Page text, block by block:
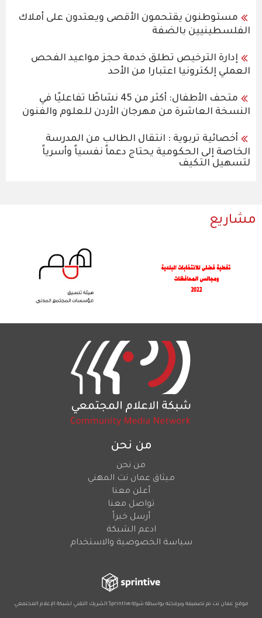
مستوطنون يقتحمون الأقصى ويعتدون على أملاك
الفلسطينيين بالضفة
إدارة الترخيص تطلق خدمة حجز مواعيد الفحص
العملي إلكترونيا اعتبارا من الأحد
متحف الأطفال: أكثر من 45 نشاطًا تفاعليًا في
النسخة العاشرة من مهرجان الأردن للعلوم والفنون
أخصائية تربوية : انتقال الطالب من المدرسة
الخاصة إلى الحكومية يحتاج دعماً نفسياً وأسرياً
لتسهيل التكيف
مشاريع
من نحن
من نحن
ميثاق عمان نت المهني
أعلن معنا
تواصل معنا
أرسل خبراً
ادعم الشبكة
سياسة الخصوصية والاستخدام
موقع عمان نت تم تصميمه وبرمجته بواسطة شركةSprintive الشريك التقني لشبكة الإعلام المجتمعي